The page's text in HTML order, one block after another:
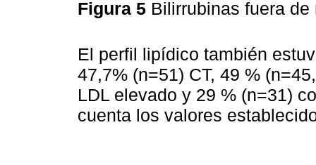
Figura 5 Bilirrubinas fuera
El perfil lipídico también
47,7% (n=51) CT, 49 %
LDL elevado y 29 % (n=31)
cuenta los valores